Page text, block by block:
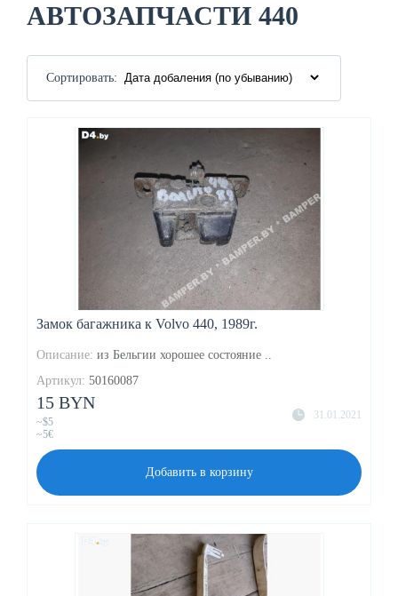
АВТОЗАПЧАСТИ 440
Сортировать:
Замок багажника к Volvo 440, 1989г.
Описание: из Бельгии хорошее состояние ..
Артикул: 50160087
31.01.2021
15 BYN
~$5
~5€
Добавить в корзину